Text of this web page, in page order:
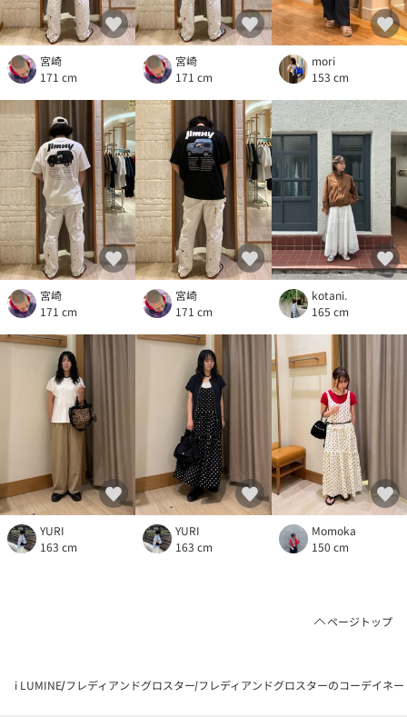
宮崎
171 cm
宮崎
171 cm
mori
153 cm
宮崎
171 cm
宮崎
171 cm
kotani.
165 cm
YURI
163 cm
YURI
163 cm
Momoka
150 cm
ページトップ
i LUMINE フレディアンドグロスター フレディアンドグロスターのコーデイネ